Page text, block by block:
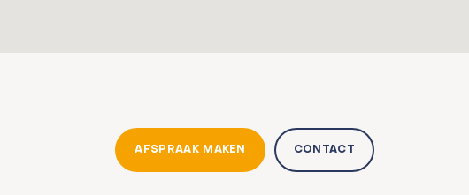
AFSPRAAK MAKEN CONTACT